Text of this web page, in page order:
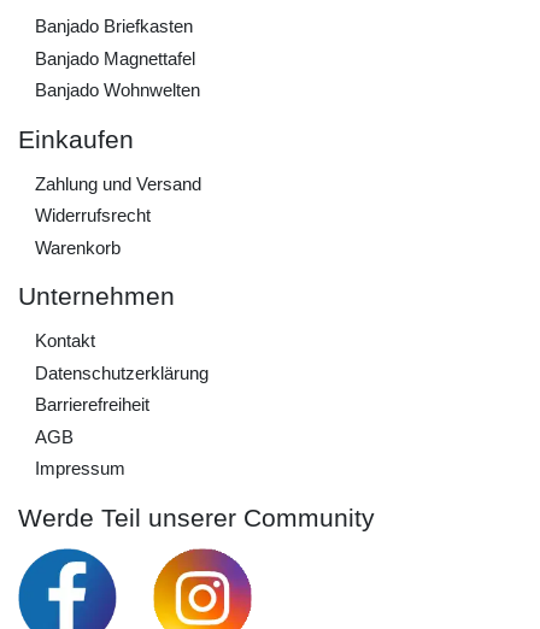
Banjado Briefkasten
Banjado Magnettafel
Banjado Wohnwelten
Einkaufen
Zahlung und Versand
Widerrufs­recht
Warenkorb
Unternehmen
Kontakt
Daten­schutz­erklärung
Barrierefreiheit
AGB
Impressum
Werde Teil unserer Community